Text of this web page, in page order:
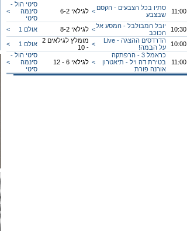
<
סיטי הול -
סינמה
סיטי
לגילאי 6-2 < סתיו בכל הצבעים - הקסם
שבצבע
11:00
< אולם 1 לגילאי 8-2 <יובל המבולבל - המסע אל
הכוכב
10:30
< אולם 1
מומלץ לגילאים 2
- 10 <
הדרדסים ההצגה - Live
על הבמה!
10:00
<
סיטי הול -
סינמה
סיטי
לגילאי 6 - 12 <
כראמל 3 - הרפתקה
בטירת דה ויל - תיאטרון
אורנה פורת
11:00